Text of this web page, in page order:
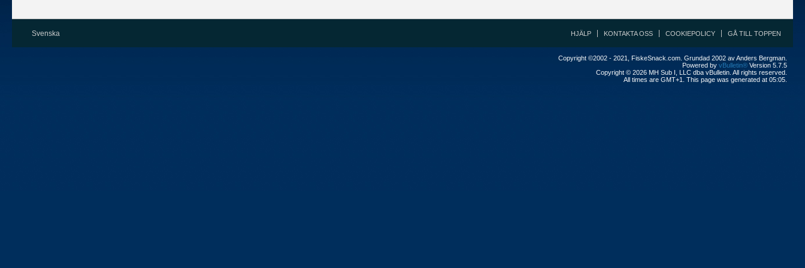
Svenska HJÄLP KONTAKTA OSS COOKIEPOLICY GÅ TILL TOPPEN
Copyright ©2002 - 2021, FiskeSnack.com. Grundad 2002 av Anders Bergman.
Powered by vBulletin® Version 5.7.5
Copyright © 2026 MH Sub I, LLC dba vBulletin. All rights reserved.
All times are GMT+1. This page was generated at 05:05.